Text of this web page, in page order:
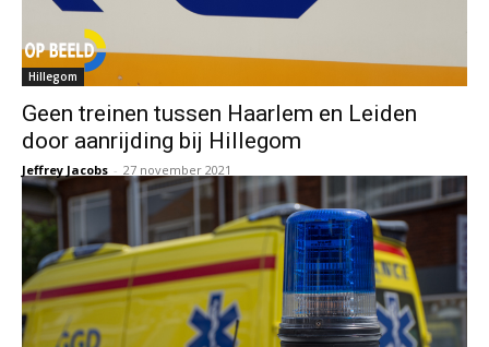
Hillegom
Geen treinen tussen Haarlem en Leiden
door aanrijding bij Hillegom
Jeffrey Jacobs - 27 november 2021